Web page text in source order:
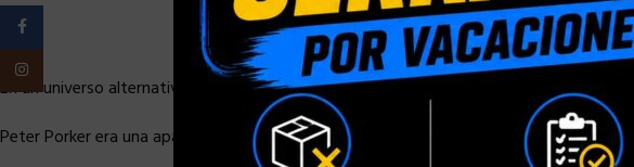
En un universo alternativo donde aún corre el año 1933, Peter Parker es un valeroso
Peter Porker era una apacible araña antes de que la mordida de un cerdo radioactivo